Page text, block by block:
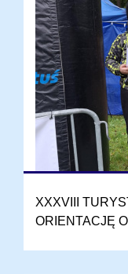
XXXVIII
ORIENTACJĘ